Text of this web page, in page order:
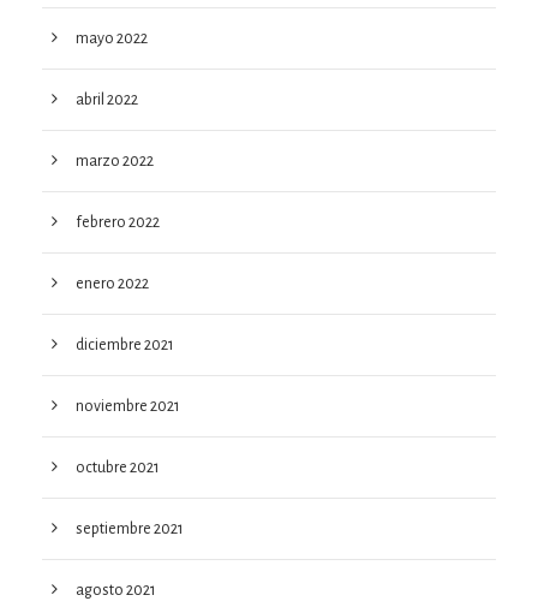
mayo 2022
abril 2022
marzo 2022
febrero 2022
enero 2022
diciembre 2021
noviembre 2021
octubre 2021
septiembre 2021
agosto 2021